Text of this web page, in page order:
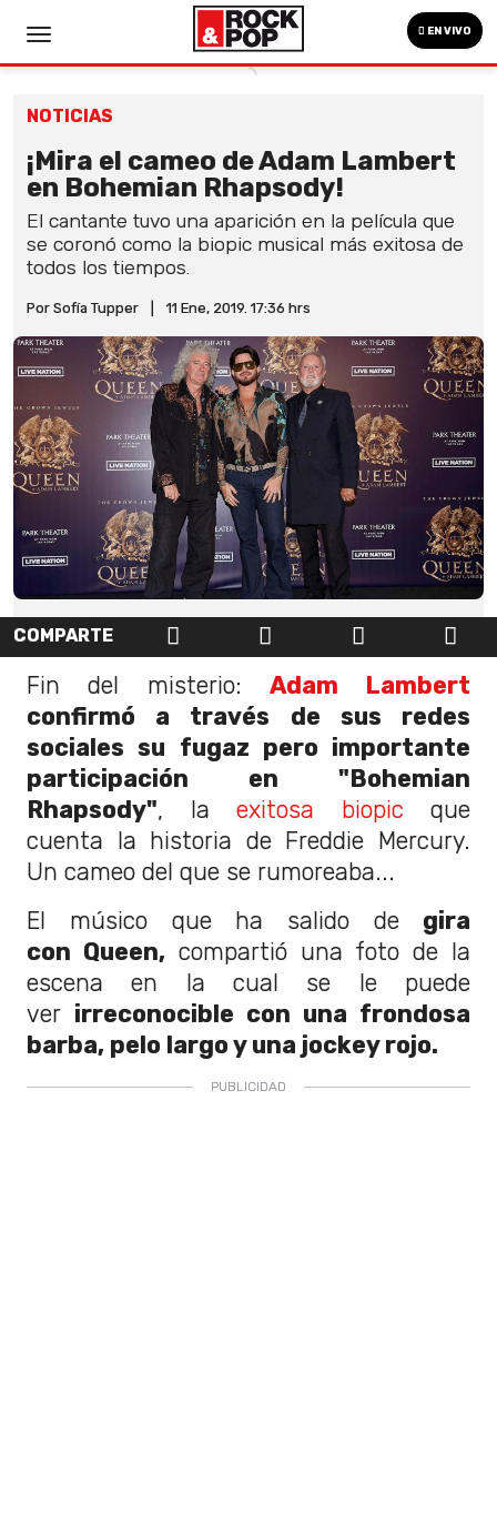
EN VIVO
NOTICIAS
¡Mira el cameo de Adam Lambert
en Bohemian Rhapsody!
El cantante tuvo una aparición en la película que
se coronó como la biopic musical más exitosa de
todos los tiempos.
Por Sofía Tupper 11 Ene, 2019. 17:36 hrs
COMPARTE
Fin del misterio: Adam Lambert
confirmó a través de sus redes
sociales su fugaz pero importante
participación en "Bohemian
Rhapsody", la exitosa biopic que
cuenta la historia de Freddie Mercury.
Un cameo del que se rumoreaba...
El músico que ha salido de gira
con Queen,compartió una foto de la
escena en la cual se le puede
ver irreconocible con una frondosa
barba, pelo largo y una jockey rojo.